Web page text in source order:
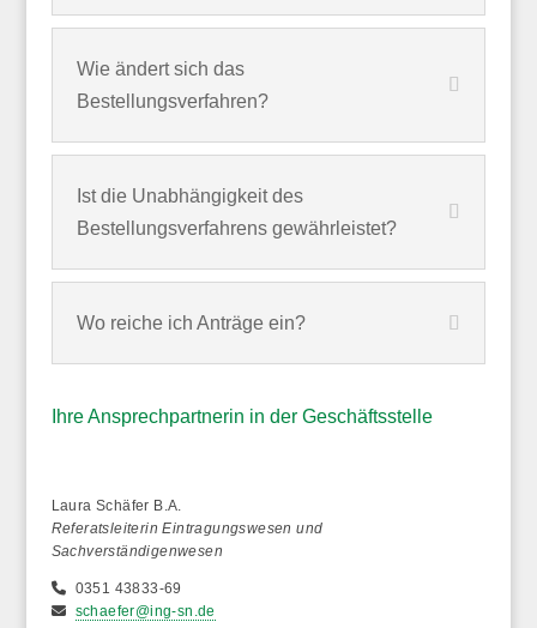
Wie ändert sich das
Bestellungsverfahren?
Ist die Unabhängigkeit des
Bestellungsverfahrens gewährleistet?
Wo reiche ich Anträge ein?
Ihre Ansprechpartnerin in der Geschäftsstelle
Laura Schäfer B.A.
Referatsleiterin Eintragungswesen und
Sachverständigenwesen
0351 43833-69
schaefer@ing-sn.de